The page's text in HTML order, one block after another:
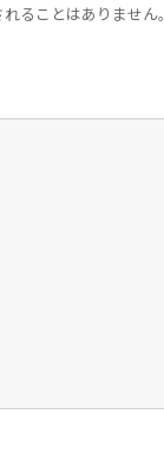
ることはありません。